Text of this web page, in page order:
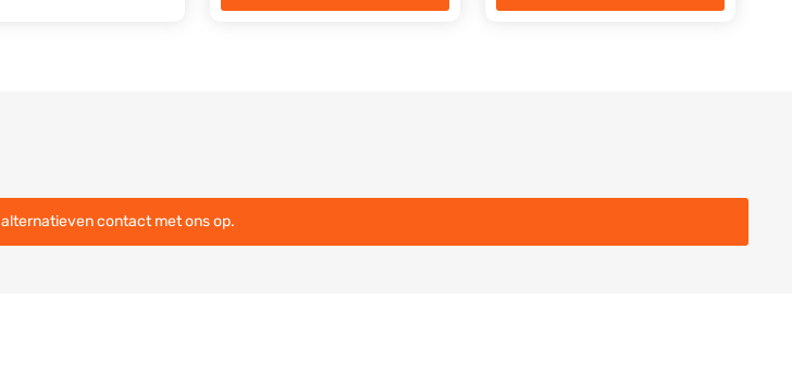
contact met ons op.